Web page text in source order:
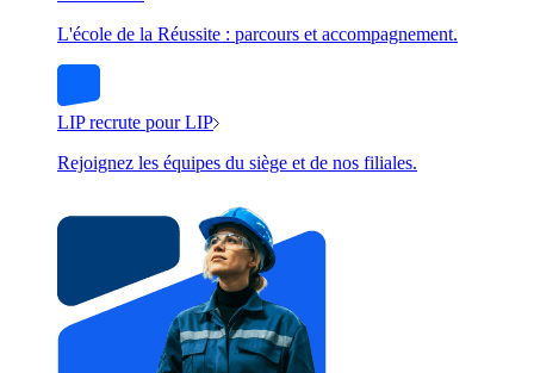
L'école de la Réussite : parcours et accompagnement.
LIP recrute pour LIP
Rejoignez les équipes du siège et de nos filiales.